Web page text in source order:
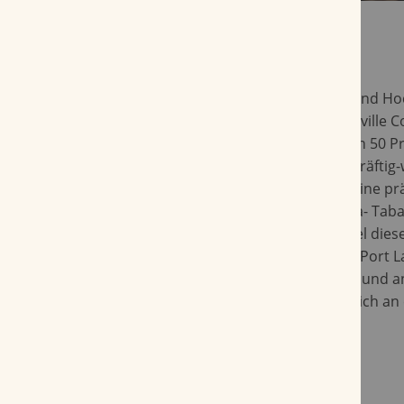
Angelehnt an die Hauptstadt Tennessee's und
Szene vereint der Original Warehouse Nashville
hervorragende Tabake. Mit einem Anteil von 50
verwendete Latakia Tabak maßgeblich zur
Aromenstruktur bei. Anfänglich bestimmt eine
Smoke, der durch den verwendeten Virginia-
erreicht wird. Das interessante Wechselspiel
Charaktere macht den Original Warehouse Port
Eine perfekte Mischung mit Charme, Würze und
für Latakia-Begeisterte und Einsteiger, die sich